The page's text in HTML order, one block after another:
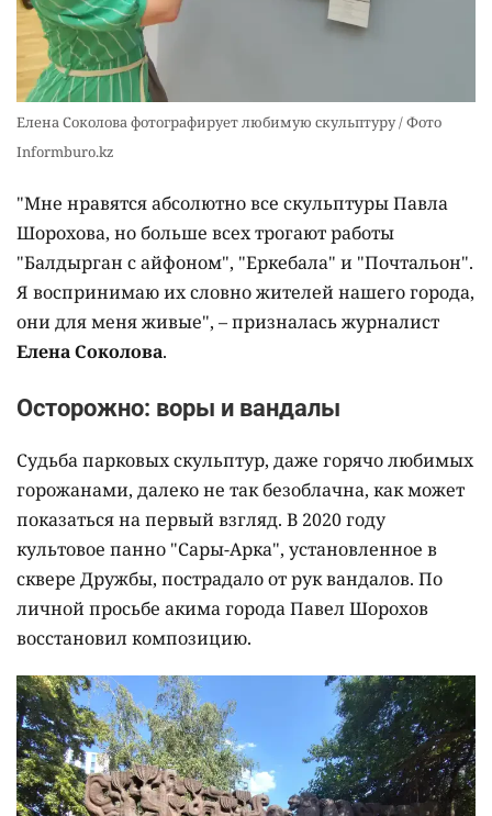
Елена Соколова фотографирует любимую скульптуру / Фото
Informburo.kz
"Мне нравятся абсолютно все скульптуры Павла
Шорохова, но больше всех трогают работы
"Балдырган с айфоном", "Еркебала" и "Почтальон".
Я воспринимаю их словно жителей нашего города,
они для меня живые", – призналась журналист
Елена Соколова.
Осторожно: воры и вандалы
Судьба парковых скульптур, даже горячо любимых
горожанами, далеко не так безоблачна, как может
показаться на первый взгляд. В 2020 году
культовое панно "Сары-Арка", установленное в
сквере Дружбы, пострадало от рук вандалов. По
личной просьбе акима города Павел Шорохов
восстановил композицию.